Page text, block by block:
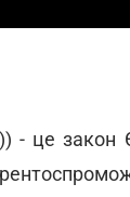
- це закон